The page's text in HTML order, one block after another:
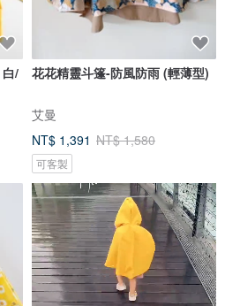
花花精靈斗篷-防風防雨 (輕薄型)
艾曼
NT$ 1,391 NT$ 1,580
可客製